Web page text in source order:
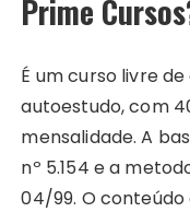
Prime
É um curso livre
autoestudo, com
mensalidade. A
nº 5.154 e a
04/99. O